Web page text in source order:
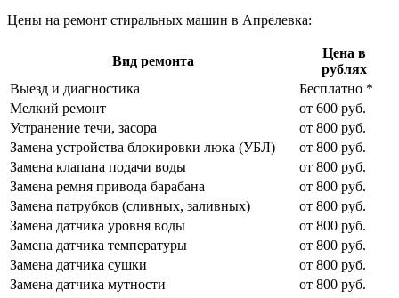
Цены на ремонт стиральных машин в Апрелевка:
Вид ремонта
Цена в
рублях
Выезд и диагностика
Бесплатно *
Мелкий ремонт
от 600 руб.
Устранение течи, засора
от 800 руб.
Замена устройства блокировки люка (УБЛ)
от 800 руб.
Замена клапана подачи воды
от 800 руб.
Замена ремня привода барабана
от 800 руб.
Замена патрубков (сливных, заливных)
от 800 руб.
Замена датчика уровня воды
от 800 руб.
Замена датчика температуры
от 800 руб.
Замена датчика сушки
от 800 руб.
Замена датчика мутности
от 800 руб.